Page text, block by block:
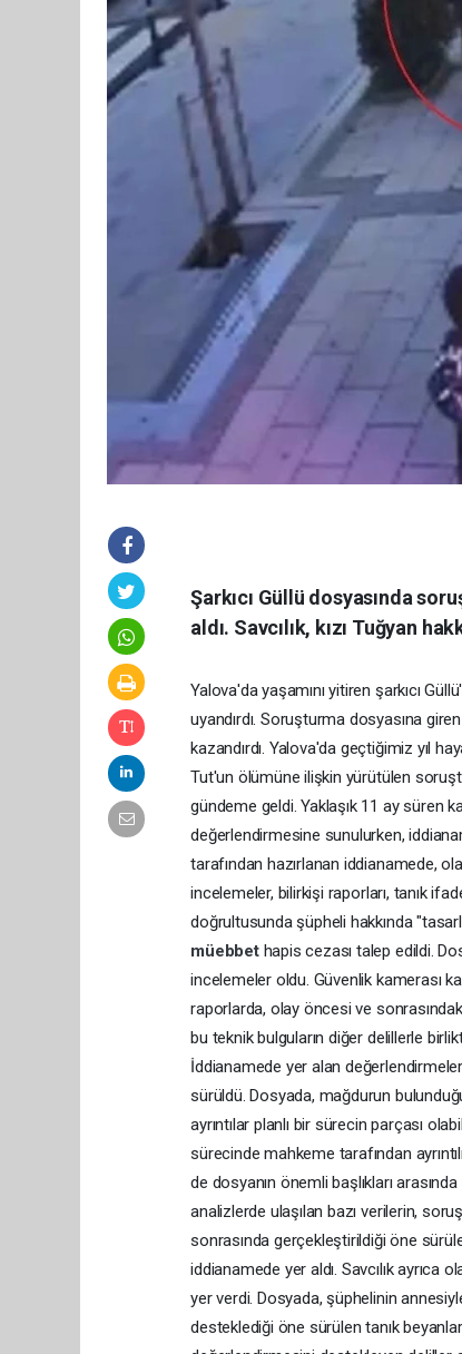
Şarkıcı Güllü dosyasında
aldı. Savcılık, kızı Tuğyan
Yalova'da yaşamını yitiren şarkıcı
uyandırdı. Soruşturma dosyasına
kazandırdı. Yalova'da geçtiğimiz yıl
Tut'un ölümüne ilişkin yürütülen
gündeme geldi. Yaklaşık 11 ay süren
değerlendirmesine sunulurken,
tarafından hazırlanan iddianamede,
incelemeler, bilirkişi raporları, tanık
doğrultusunda şüpheli hakkında
müebbet hapis cezası talep edildi.
incelemeler oldu. Güvenlik kamerası
raporlarda, olay öncesi ve sonrasındaki
bu teknik bulguların diğer delillerle
İddianamede yer alan
sürüldü. Dosyada, mağdurun
ayrıntılar planlı bir sürecin parçası
sürecinde mahkeme tarafından
de dosyanın önemli başlıkları
analizlerde ulaşılan bazı verilerin,
sonrasında gerçekleştirildiği öne
iddianamede yer aldı. Savcılık ayrıca
yer verdi. Dosyada, şüphelinin
desteklediği öne sürülen tanık